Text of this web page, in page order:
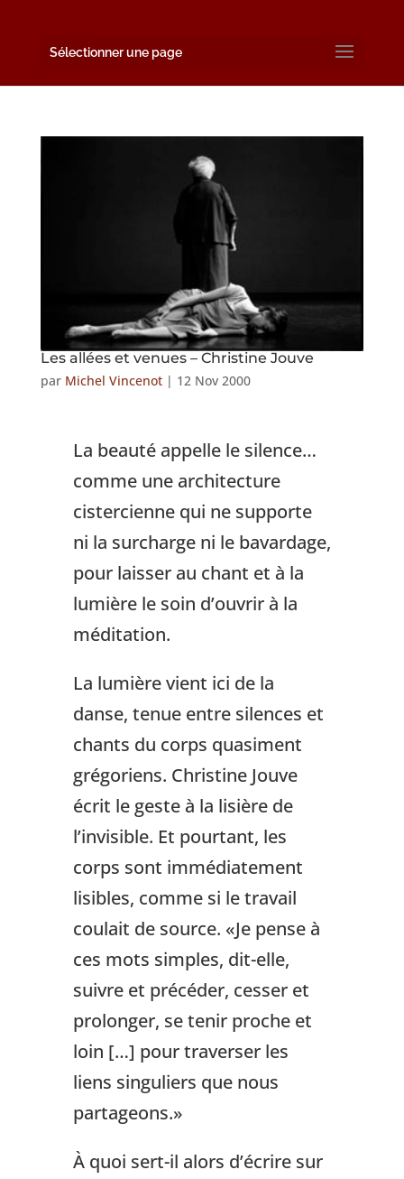
Sélectionner une page
Les allées et venues – Christine Jouve
par Michel Vincenot| 12 Nov 2000
La beauté appelle le silence…
comme une architecture
cistercienne qui ne supporte
ni la surcharge ni le bavardage,
pour laisser au chant et à la
lumière le soin d’ouvrir à la
méditation.
La lumière vient ici de la
danse, tenue entre silences et
chants du corps quasiment
grégoriens. Christine Jouve
écrit le geste à la lisière de
l’invisible. Et pourtant, les
corps sont immédiatement
lisibles, comme si le travail
coulait de source. «Je pense à
ces mots simples, dit-elle,
suivre et précéder, cesser et
prolonger, se tenir proche et
loin […] pour traverser les
liens singuliers que nous
partageons.»
À quoi sert-il alors d’écrire sur